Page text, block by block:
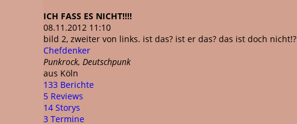
ICH FASS ES NICHT!!!!
08.11.2012 11:10
bild 2, zweiter von links. ist das? ist er das? das ist doch nicht!?
Chefdenker
Punkrock, Deutschpunk
aus Köln
133 Berichte
5 Reviews
14 Storys
3 Termine